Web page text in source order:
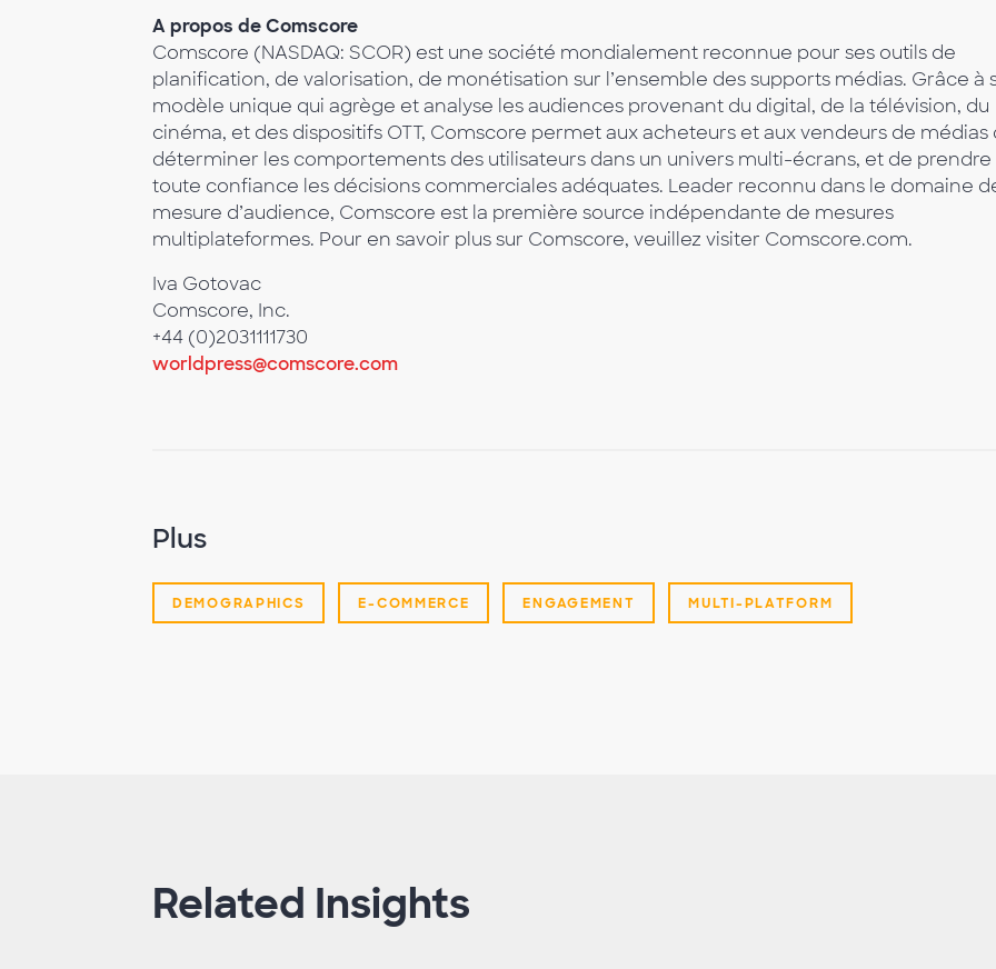
A propos de Comscore
Comscore (NASDAQ: SCOR) est une société mondialement reconnue pour ses outils de
planification, de valorisation, de monétisation sur l’ensemble des supports médias. Grâce à
modèle unique qui agrège et analyse les audiences provenant du digital, de la télévision, du
cinéma, et des dispositifs OTT, Comscore permet aux acheteurs et aux vendeurs de médias
déterminer les comportements des utilisateurs dans un univers multi-écrans, et de prendre
toute confiance les décisions commerciales adéquates. Leader reconnu dans le domaine
mesure d’audience, Comscore est la première source indépendante de mesures
multiplateformes. Pour en savoir plus sur Comscore, veuillez visiter Comscore.com.
Iva Gotovac
Comscore, Inc.
+44 (0)2031111730
worldpress@comscore.com
Plus
DEMOGRAPHICS E-COMMERCE ENGAGEMENT MULTI-PLATFORM
Related Insights